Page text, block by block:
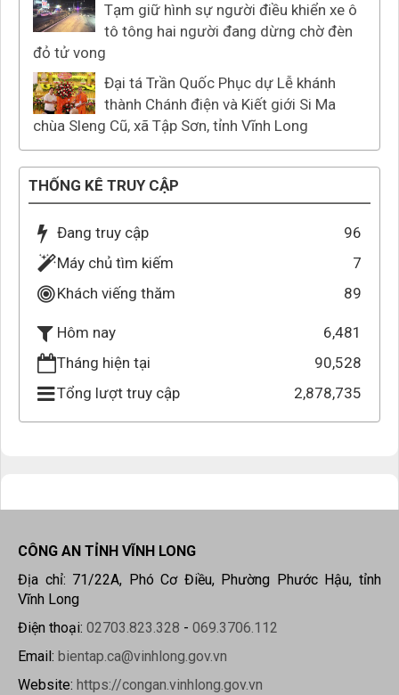
Tạm giữ hình sự người điều khiển xe ô
tô tông hai người đang dừng chờ đèn
đỏ tử vong
Đại tá Trần Quốc Phục dự Lễ khánh
thành Chánh điện và Kiết giới Si Ma
chùa Sleng Cũ, xã Tập Sơn, tỉnh Vĩnh Long
THỐNG KÊ TRUY CẬP
Đang truy cập
96
Máy chủ tìm kiếm
7
Khách viếng thăm
89
Hôm nay
6,481
Tháng hiện tại
90,528
Tổng lượt truy cập
2,878,735
CÔNG AN TỈNH VĨNH LONG
Địa chỉ: 71/22A, Phó Cơ Điều, Phường Phước Hậu, tỉnh
Vĩnh Long
Điện thoại: 02703.823.328 - 069.3706.112
Email: bientap.ca@vinhlong.gov.vn
Website: https://congan.vinhlong.gov.vn